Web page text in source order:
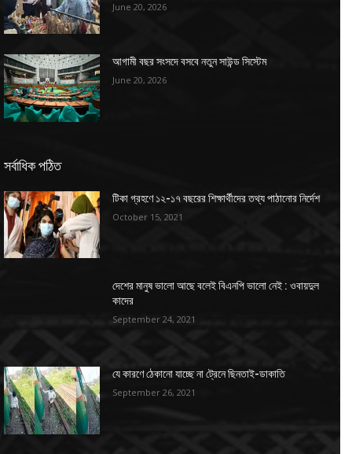
June 20, 2026
আগামী বছর সংসদে বসবে নতুন সাউন্ড সিস্টেম
June 20, 2026
সর্বাধিক পঠিত
টিকা গ্রহণে ১২-১৭ বছরের শিক্ষার্থীদের তথ্য পাঠানোর নির্দেশ
October 15, 2021
দেশের মানুষ ভালো আছে বলেই বিএনপি ভালো নেই : ওবায়দুল
কাদের
September 24, 2021
যে কারণে ঠেকানো যাচ্ছে না ট্রেনে ছিনতাই-ডাকাতি
September 26, 2021